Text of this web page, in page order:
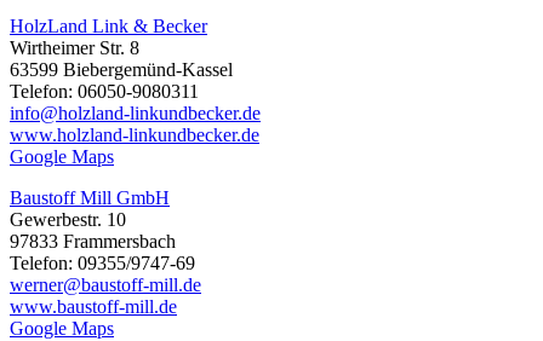
HolzLand Link & Becker
Wirtheimer Str. 8
63599 Biebergemünd-Kassel
Telefon: 06050-9080311
info@holzland-linkundbecker.de
www.holzland-linkundbecker.de
Google Maps
Baustoff Mill GmbH
Gewerbestr. 10
97833 Frammersbach
Telefon: 09355/9747-69
werner@baustoff-mill.de
www.baustoff-mill.de
Google Maps